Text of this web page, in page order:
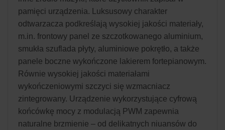
pamięci urządzenia. Luksusowy charakter
odtwarzacza podkreślają wysokiej jakości materiały,
m.in. frontowy panel ze szczotkowanego aluminium,
smukła szuflada płyty, aluminiowe pokrętło, a także
panele boczne wykończone lakierem fortepianowym.
Równie wysokiej jakości materiałami
wykończeniowymi szczyci się wzmacniacz
zintegrowany. Urządzenie wykorzystujące cyfrową
końcówkę mocy z modulacją PWM zapewnia
naturalne brzmienie – od delikatnych niuansów do